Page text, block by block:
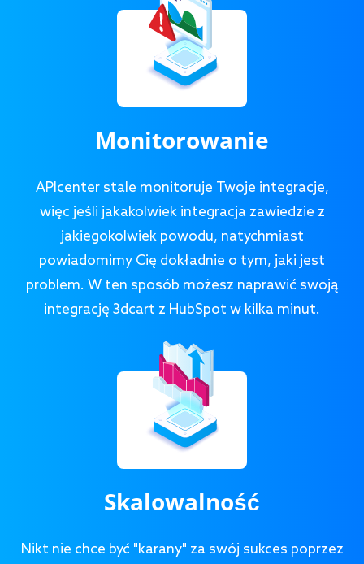
Monitorowanie
APIcenter stale monitoruje Twoje integracje,
więc jeśli jakakolwiek integracja zawiedzie z
jakiegokolwiek powodu, natychmiast
powiadomimy Cię dokładnie o tym, jaki jest
problem. W ten sposób możesz naprawić swoją
integrację 3dcart z HubSpot w kilka minut.
Skalowalność
Nikt nie chce być "karany" za swój sukces poprzez